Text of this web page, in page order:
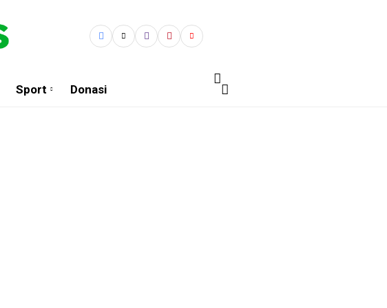
Sport Donasi